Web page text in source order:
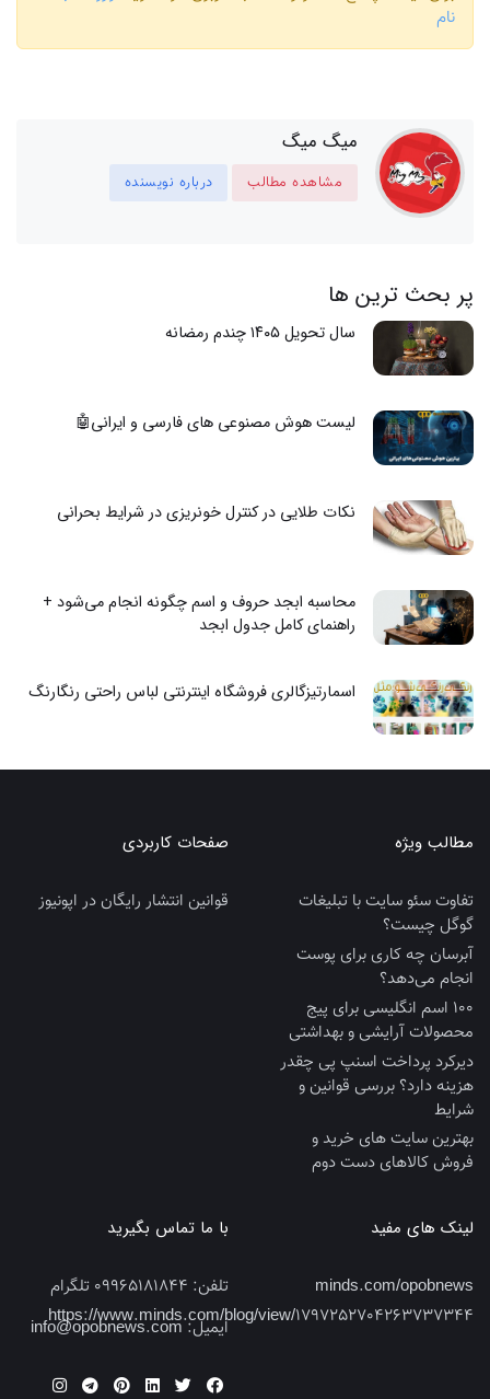
نام
میگ میگ
مشاهده مطالب درباره نویسنده
پر بحث ترین ها
سال تحویل ۱۴۰۵ چندم رمضانه
لیست هوش مصنوعی های فارسی و ایرانی🤖
نکات طلایی در کنترل خونریزی در شرایط بحرانی
محاسبه ابجد حروف و اسم چگونه انجام می‌شود +
راهنمای کامل جدول ابجد
اسمارتیزگالری فروشگاه اینترنتی لباس راحتی رنگارنگ
مطالب ویژه
تفاوت سئو سایت با تبلیغات
گوگل چیست؟
آبرسان چه کاری برای پوست
انجام می‌دهد؟
100 اسم انگلیسی برای پیج
محصولات آرایشی و بهداشتی
دیرکرد پرداخت اسنپ پی چقدر
هزینه دارد؟ بررسی قوانین و
شرایط
بهترین سایت‌ های خرید و
فروش کالاهای دست‌ دوم
صفحات کاربردی
قوانین انتشار رایگان در اپونیوز
لینک های مفید
minds.com/opobnews
https://www.minds.com/blog/view/1797252704263737344
با ما تماس بگیرید
تلفن:
ایمیل:info@opobnews.com